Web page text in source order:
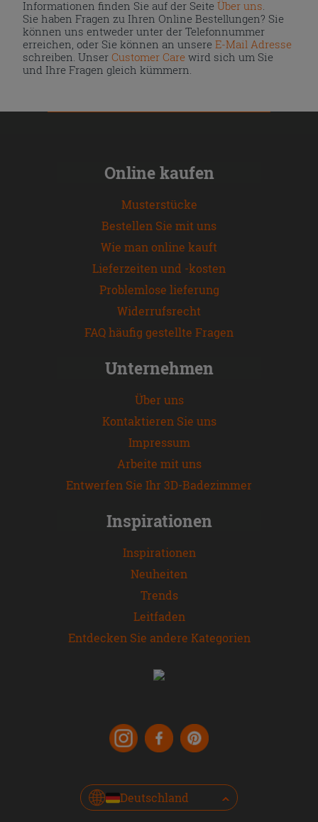
Informationen finden Sie auf der Seite Über uns.
Sie haben Fragen zu Ihren Online Bestellungen? Sie
können uns entweder unter der Telefonnummer
erreichen, oder Sie können an unsereE-Mail Adresse
schreiben. UnserCustomer Care wird sich um Sie
und Ihre Fragen gleich kümmern.
Online kaufen
Musterstücke
Bestellen Sie mit uns
Wie man online kauft
Lieferzeiten und -kosten
Problemlose lieferung
Widerrufsrecht
FAQ häufig gestellte Fragen
Unternehmen
Über uns
Kontaktieren Sie uns
Impressum
Arbeite mit uns
Entwerfen Sie Ihr 3D-Badezimmer
Inspirationen
Inspirationen
Neuheiten
Trends
Leitfaden
Entdecken Sie andere Kategorien
Deutschland